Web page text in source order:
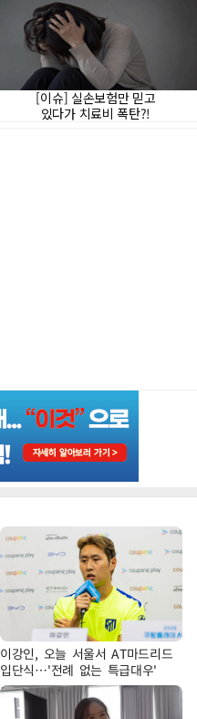
이강인, 오늘 서울서 AT마드리드
입단식…'전례 없는 특급대우'